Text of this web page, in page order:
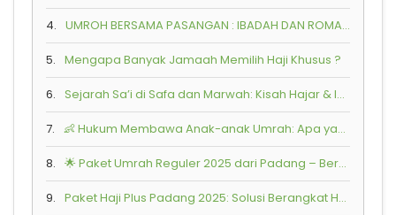
4. UMROH BERSAMA PASANGAN : IBADAH DAN ROMANTIKA SPIRITUAL
5. Mengapa Banyak Jamaah Memilih Haji Khusus ?
6. Sejarah Sa’i di Safa dan Marwah: Kisah Hajar & Ismail
7. 👶 Hukum Membawa Anak-anak Umrah: Apa yang Perlu Diketahui?
8. 🌟 Paket Umrah Reguler 2025 dari Padang – Bersama Armindo Jaya Tur
9. Paket Haji Plus Padang 2025: Solusi Berangkat Haji Lebih Cepat Bersama Armindo Jaya Tur